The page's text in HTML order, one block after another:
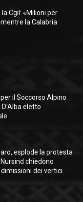
Cgil: «Milioni per
la Calabria
il Soccorso Alpino
eletto
esplode la protesta
chiedono
dei vertici